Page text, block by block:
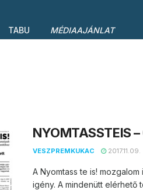
TABU MÉDIAAJÁNLAT
NYOMTASSTEIS
VESZPREMKUKAC 2017.11.09.
A Nyomtass te is!
igény. A mindenütt elérhető